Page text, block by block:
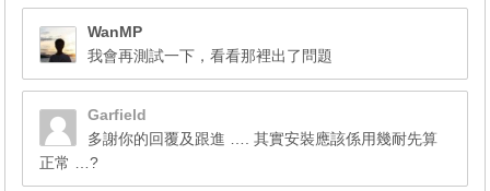
WanMP
我會再測試一下，看看那裡出了問題
Garfield
多謝你的回覆及跟進 …. 其實安裝應該係用幾耐先算
正常 …?